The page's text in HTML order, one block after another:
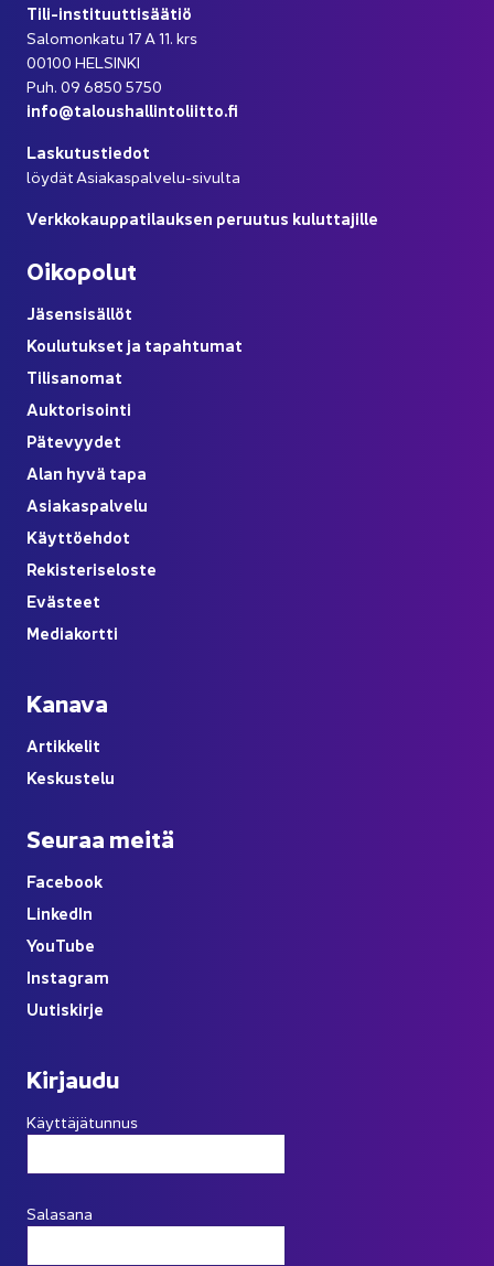
Tili-​instituuttisäätiö
Sa­lo­mon­ka­tu 17 A 11. krs
00100 HEL­SIN­KI
Puh. 09 6850 5750
info@ta­lous­hal­lin­to­liit­to.fi
Las­ku­tus­tie­dot
löy­dät Asiakaspalvelu-​sivulta
Verk­ko­kaup­pa­ti­lauk­sen pe­ruu­tus ku­lut­ta­jil­le
Oi­ko­po­lut
Jä­sen­si­säl­löt
Kou­lu­tuk­set ja ta­pah­tu­mat
Ti­li­sa­no­mat
Auk­to­ri­soin­ti
Pä­te­vyy­det
Alan hyvä tapa
Asia­kas­pal­ve­lu
Käyt­tö­eh­dot
Re­kis­te­ri­se­los­te
Eväs­teet
Me­dia­kort­ti
Ka­na­va
Ar­tik­ke­lit
Kes­kus­te­lu
Seu­raa meitä
Face­book
Lin­ke­dIn
YouTube
Ins­ta­gram
Uu­tis­kir­je
Kir­jau­du
Käyttäjätunnus
Salasana